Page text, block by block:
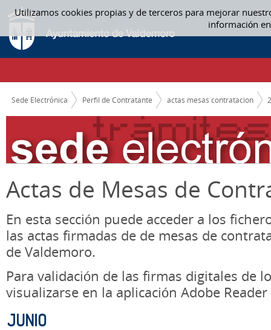
Utilizamos cookies propias y de terceros para mejorar
información
Saltar al contenido
JUNIO - ACTAS MESAS CONTRATACION
CAMINO DE MIGAS
Sede Electrónica Perfil de Contratante actas mesas contratacion
Actas de Mesas de
En esta sección puede acceder a los
las actas firmadas de de mesas de
de Valdemoro.
Para validación de las firmas digitales de
visualizarse en la aplicación Adobe Reader
JUNIO